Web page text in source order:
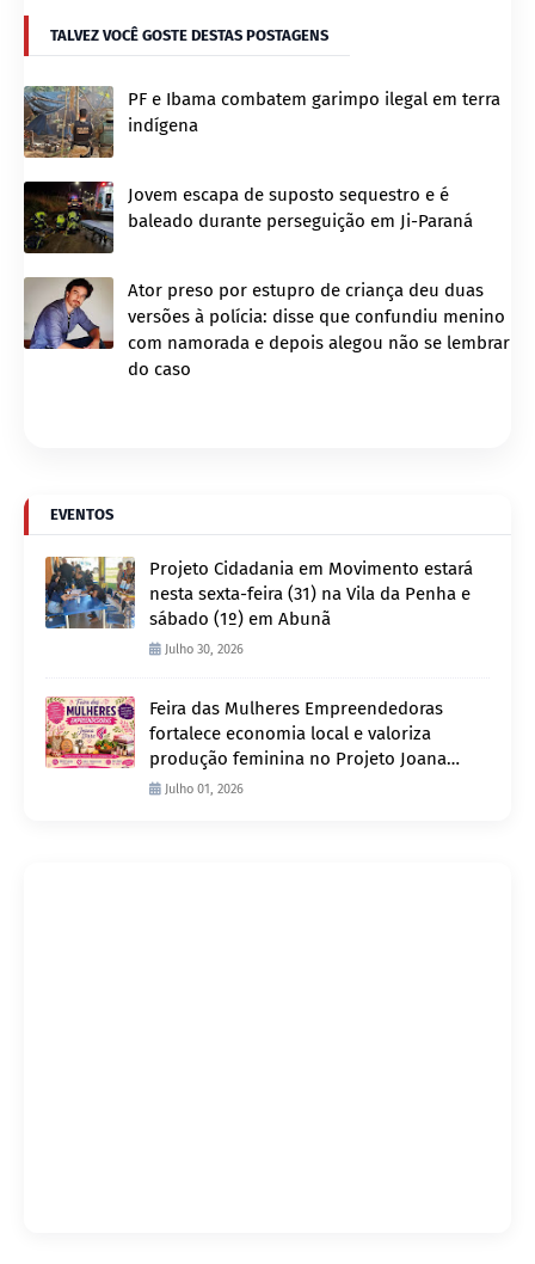
TALVEZ VOCÊ GOSTE DESTAS POSTAGENS
PF e Ibama combatem garimpo ilegal em terra
indígena
Jovem escapa de suposto sequestro e é
baleado durante perseguição em Ji-Paraná
Ator preso por estupro de criança deu duas
versões à polícia: disse que confundiu menino
com namorada e depois alegou não se lembrar
do caso
EVENTOS
Projeto Cidadania em Movimento estará
nesta sexta-feira (31) na Vila da Penha e
sábado (1º) em Abunã
Julho 30, 2026
Feira das Mulheres Empreendedoras
fortalece economia local e valoriza
produção feminina no Projeto Joana
D’Arc
Julho 01, 2026